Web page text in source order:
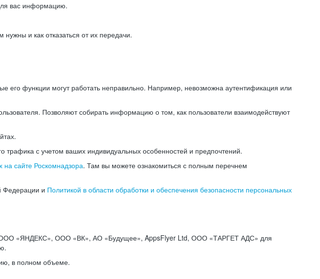
вас информацию.
и как отказаться от их передачи.
его функции могут работать неправильно. Например, невозможна аутентификация или
Позволяют собирать информацию о том, как пользователи взаимодействуют
с учетом ваших индивидуальных особенностей и предпочтений.
на сайте Роскомнадзора. Там вы можете ознакомиться с полным перечнем
Федерации и Политикой в области обработки и обеспечения безопасности персональных
ООО «ЯНДЕКС», ООО «ВК», АО «Будущее», AppsFlyer Ltd, ООО «ТАРГЕТ АДС» для
в полном объеме.